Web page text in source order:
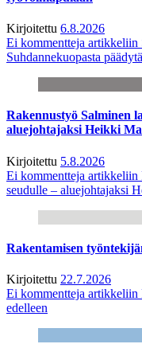
Kirjoitettu 6.8.2026
Ei kommentteja artikkeliin
Suhdannekuopasta
Rakennustyö Salminen
aluejohtajaksi Heikki
Kirjoitettu 5.8.2026
Ei kommentteja artikkeliin
seudulle – aluejohtajaksi
Rakentamisen
Kirjoitettu 22.7.2026
Ei kommentteja artikkeliin
edelleen